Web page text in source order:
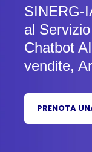
SINERG-
al
Chatbot
vendite,
PRENOTA